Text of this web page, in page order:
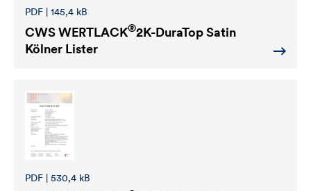
PDF | 145,4 kB
CWS WERTLACK®2K-DuraTop Satin
Kölner Lister
PDF | 530,4 kB